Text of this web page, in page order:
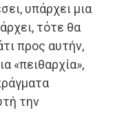
υπάρχει μια
τότε θα
προς αυτήν,
«πειθαρχία»,
την